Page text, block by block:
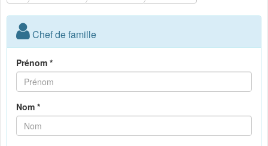
Chef de famille
Prénom *
Nom *